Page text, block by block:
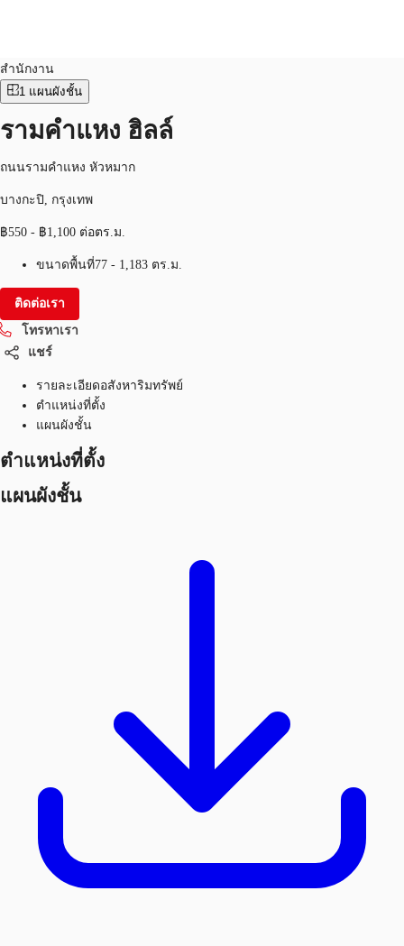
พื้นที่สำนักงาน
เฟล็กสเปซ
บทความที่น่าสนใจ
เกี่ยวกับ JLL
อสังหาริมทรัพย์ที่บันทึกไว้
TH
+6626246471 ติดต่อเรา
สำนักงาน
1 แผนผังชั้น
รามคำแหง ฮิลล์
ถนนรามคำแหง หัวหมาก
บางกะปิ, กรุงเทพ
฿550 - ฿1,100 ต่อตร.ม.
ขนาดพื้นที่77 - 1,183 ตร.ม.
ติดต่อเรา
โทรหาเรา
แชร์
รายละเอียดอสังหาริมทรัพย์
ตำแหน่งที่ตั้ง
แผนผังชั้น
ตำแหน่งที่ตั้ง
แผนผังชั้น